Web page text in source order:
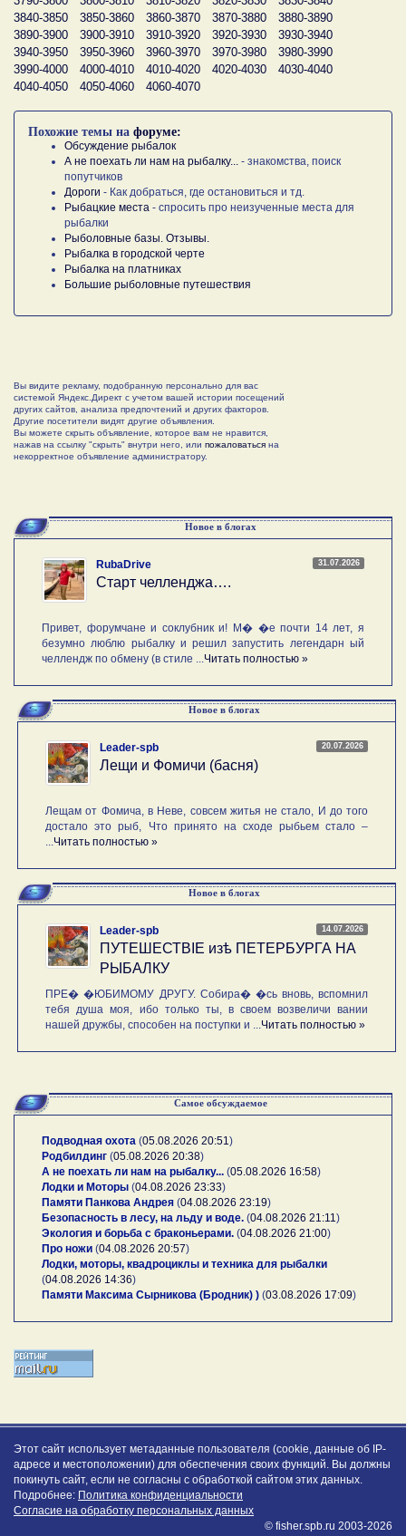
3840-3850
3850-3860 3860-3870 3870-3880
3880-3890
3890-3900
3900-3910 3910-3920 3920-3930
3930-3940
3940-3950
3950-3960 3960-3970 3970-3980
3980-3990
3990-4000
4000-4010 4010-4020 4020-4030
4030-4040
4040-4050
4050-4060 4060-4070
Похожие темы на форуме:
Обсуждение рыбалок
А не поехать ли нам на рыбалку...
- знакомства, поиск
попутчиков
Дороги - Как добраться, где остановиться и тд.
Рыбацкие места - спросить про неизученные места для
рыбалки
Рыболовные базы. Отзывы.
Рыбалка в городской черте
Рыбалка на платниках
Большие рыболовные путешествия
Вы видите рекламу, подобранную персонально для вас
системой Яндекс.Директ с учетом вашей истории посещений
других сайтов, анализа предпочтений и других факторов.
Другие посетители видят другие объявления.
Вы можете скрыть объявление, которое вам не нравится,
нажав на ссылку "скрыть" внутри него, или пожаловаться на
некорректное объявление администратору.
Новое в блогах
31.07.2026
RubaDrive
Старт челленджа….
Привет, форумчане и соклубник и! М� �е почти 14 лет, я
безумно люблю рыбалку и решил запустить легендарн ый
челлендж по обмену (в стиле ... Читать полностью »
Новое в блогах
20.07.2026
Leader-spb
Лещи и Фомичи (басня)
Лещам от Фомича, в Неве, совсем житья не стало, И до того
достало это рыб, Что принято на сходе рыбьем стало –
Читать полностью »
Новое в блогах
14.07.2026
Leader-spb
ПУТЕШЕСТВIE изѣ ПЕТЕРБУРГА НА
РЫБАЛКУ
ПРЕ� �ЮБИМОМУ ДРУГУ. Собира� �сь вновь, вспомнил
тебя душа моя, ибо только ты, в своем возвеличи вании
нашей дружбы, способен на поступки и ... Читать полностью »
Самое обсуждаемое
Подводная охота (05.08.2026 20:51 )
Родбилдинг (05.08.2026 20:38)
А не поехать ли нам на рыбалку... (05.08.2026 16:58)
Лодки и Моторы (04.08.2026 23:33)
Памяти Панкова Андрея (04.08.2026 23:19)
Безопасность в лесу, на льду и воде. (04.08.2026 21:11 )
Экология и борьба с браконьерами. (04.08.2026 21:00)
Про ножи (04.08.2026 20:57)
Лодки, моторы, квадроциклы и техника для рыбалки
(04.08.2026 14:36)
Памяти Максима Сырникова (Бродник) ) (03.08.2026 17:09)
Этот сайт использует метаданные пользователя (cookie, данные об IP-
адресе и местоположении) для обеспечения своих функций. Вы должны
покинуть сайт, если не согласны с обработкой сайтом этих данных.
Подробнее: Политика конфиденциальности
Согласие на обработку персональных данных
© fisher.spb.ru 2003-2026